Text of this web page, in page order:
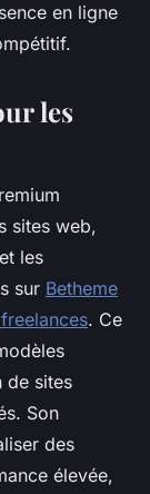
en ligne
les
sites web,
les
sur Betheme
. Ce
de sites
Son
des
élevée,